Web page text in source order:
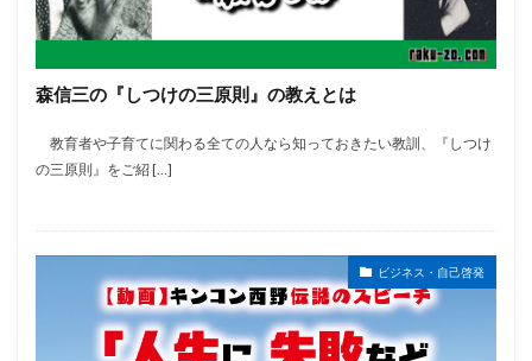
森信三の『しつけの三原則』の教えとは
教育者や子育てに関わる全ての人なら知っておきたい教訓、『しつけ
の三原則』をご紹 […]
ビジネス・自己啓発